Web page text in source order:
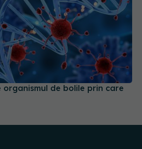
organismul de bolile prin care